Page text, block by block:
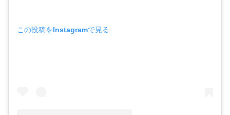
この投稿をInstagramで見る